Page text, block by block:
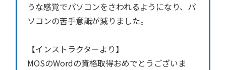
うな感覚でパソコンをさわれるようになり、パ
ソコンの苦手意識が減りました。
【インストラクターより】
MOSのWordの資格取得おめでとうございま